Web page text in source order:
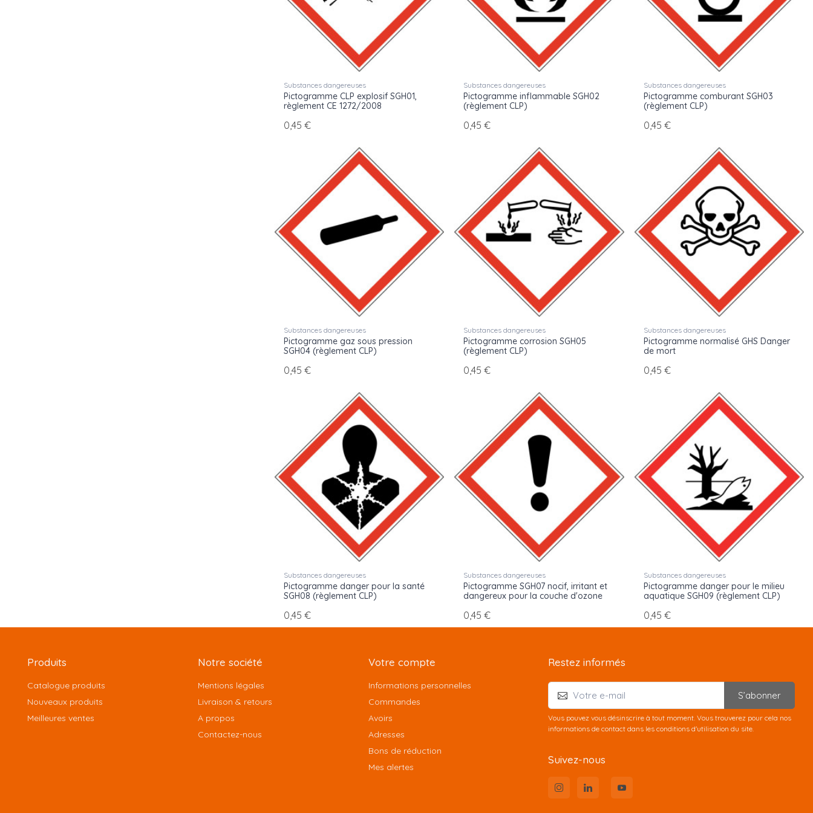
Format et matière
Disponibles en vinyle autocollant à partir de 0,45 € l'unité, livrés sous 48h depuis stock. Le tableau de dimensionnement
est disponible sur lapage principale des pictogrammes ISO 7010
Voir aussi lesmarqueurs de tuyauterie norme CLPet lespictogrammes de danger ISO 7010.
Substances dangereuses
Pictogramme CLP explosif SGH01,
règlement CE 1272/2008
0,45 €
Substances dangereuses
Pictogramme inflammable SGH02
(règlement CLP)
0,45 €
Substances dangereuses
Pictogramme comburant SGH03
(règlement CLP)
0,45 €
Substances dangereuses
Pictogramme gaz sous pression
SGH04 (règlement CLP)
0,45 €
Substances dangereuses
Pictogramme corrosion SGH05
(règlement CLP)
0,45 €
Substances dangereuses
Pictogramme normalisé GHS Danger
de mort
0,45 €
Substances dangereuses
Pictogramme danger pour la santé
SGH08 (règlement CLP)
0,45 €
Substances dangereuses
Pictogramme SGH07 nocif, irritant et
dangereux pour la couche d'ozone
0,45 €
Substances dangereuses
Pictogramme danger pour le milieu
aquatique SGH09 (règlement CLP)
0,45 €
Produits
Catalogue produits
Nouveaux produits
Meilleures ventes
Notre société
Mentions légales
Livraison & retours
A propos
Contactez-nous
Votre compte
Informations personnelles
Commandes
Avoirs
Adresses
Bons de réduction
Mes alertes
Restez informés
S’abonner
Vous pouvez vous désinscrire à tout moment. Vous trouverez pour cela nos
informations de contact dans les conditions d'utilisation du site.
Suivez-nous